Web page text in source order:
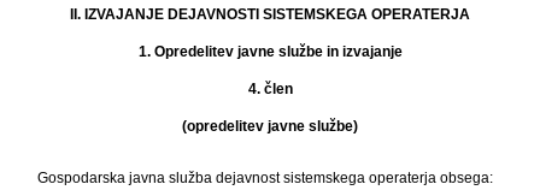
II. IZVAJANJE DEJAVNOSTI SISTEMSKEGA OPERATERJA
1. Opredelitev javne službe in izvajanje
4. člen
(opredelitev javne službe)
Gospodarska javna služba dejavnost sistemskega operaterja obsega: